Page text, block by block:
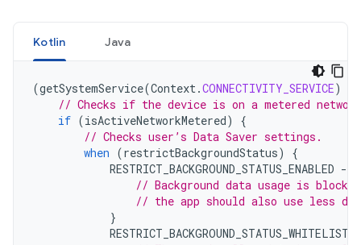
Kotlin Java
(getSystemService(Context.CONNECTIVITY_SERVICE)
// Checks if the device is on a metered network
if (isActiveNetworkMetered)
{
// Checks user’s Data Saver settings.
when (restrictBackgroundStatus)
{
RESTRICT_BACKGROUND_STATUS_ENABLED -
// Background data usage is
// the app should also use less
}
RESTRICT_BACKGROUND_STATUS_WHITELISTED